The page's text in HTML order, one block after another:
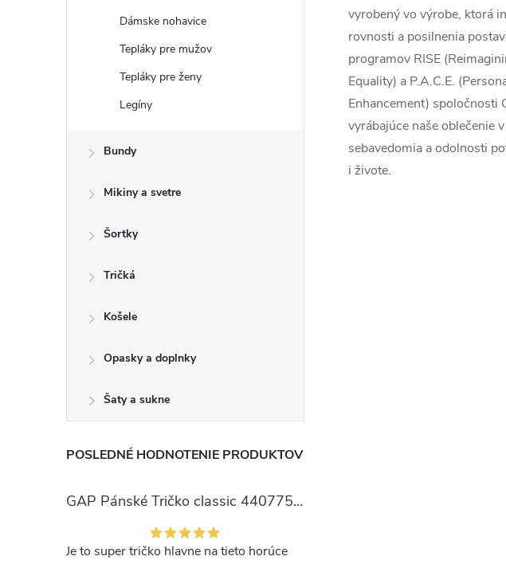
Dámske nohavice
Tepláky pre mužov
Tepláky pre ženy
Legíny
Bundy
Mikiny a svetre
Šortky
Tričká
Košele
Opasky a doplnky
Šaty a sukne
POSLEDNÉ HODNOTENIE PRODUKTOV
GAP Pánské Tričko classic 440775-00
Je to super tričko hlavne na tieto horúce
vyrobený vo výrobe, ktorá
rovnosti a posilnenia
programov RISE
Equality) a P.A.C.E.
Enhancement) spoločnosti
vyrábajúce naše oblečenie
sebavedomia a odolnosti
i živote.